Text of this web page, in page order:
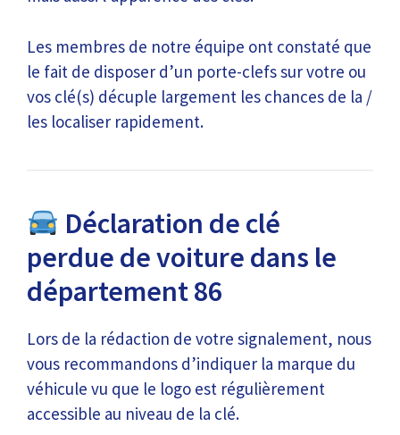
Les membres de notre équipe ont constaté que
le fait de disposer d’un porte-clefs sur votre ou
vos clé(s) décuple largement les chances de la /
les localiser rapidement.
Déclaration de clé
perdue de voiture dans le
département 86
Lors de la rédaction de votre signalement, nous
vous recommandons d’indiquer la marque du
véhicule vu que le logo est régulièrement
accessible au niveau de la clé.